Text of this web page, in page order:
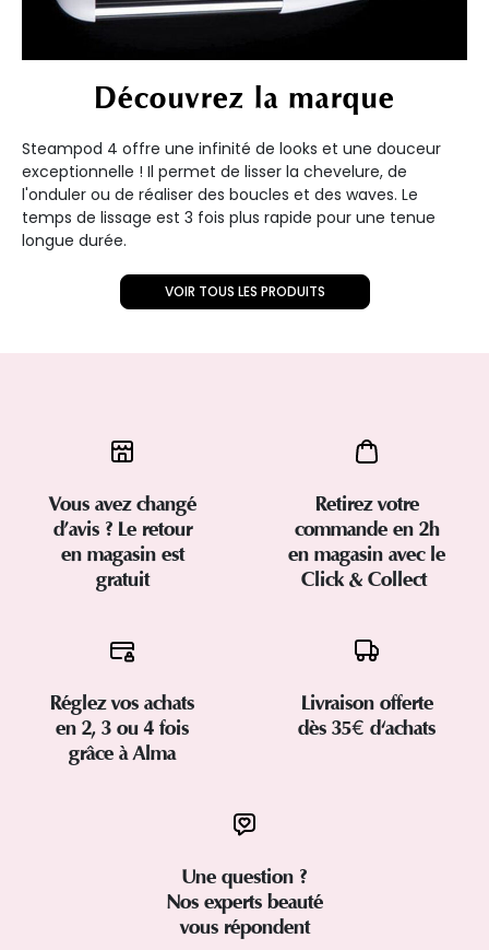
Découvrez la marque
Steampod 4 offre une infinité de looks et une douceur
exceptionnelle ! Il permet de lisser la chevelure, de
l'onduler ou de réaliser des boucles et des waves. Le
temps de lissage est 3 fois plus rapide pour une tenue
longue durée.
VOIR TOUS LES PRODUITS
Vous avez changé
d’avis ? Le retour
en magasin est
gratuit
Retirez votre
commande en 2h
en magasin avec le
Click & Collect
Réglez vos achats
en 2, 3 ou 4 fois
grâce à Alma
Livraison offerte
dès 35€ d'achats
Une question ?
Nos experts beauté
vous répondent